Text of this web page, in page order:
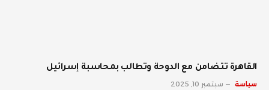
القاهرة تتضامن مع الدوحة وتطالب بمحاسبة إسرائيل
سياسة سبتمبر 10, 2025